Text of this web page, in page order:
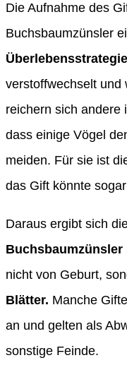
Die Aufnahme des
Buchsbaumzünsler
verstoffwechselt und
reichern sich andere
dass einige Vögel
meiden. Für sie ist
das Gift könnte
Daraus ergibt sich
Buchsbaumzünsler
nicht von Geburt,
Blätter. Manche
an und gelten als
sonstige Feinde.